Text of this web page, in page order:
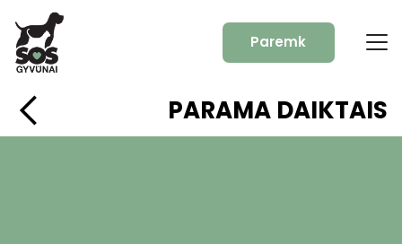
Paremk
PARAMA DAIKTAIS